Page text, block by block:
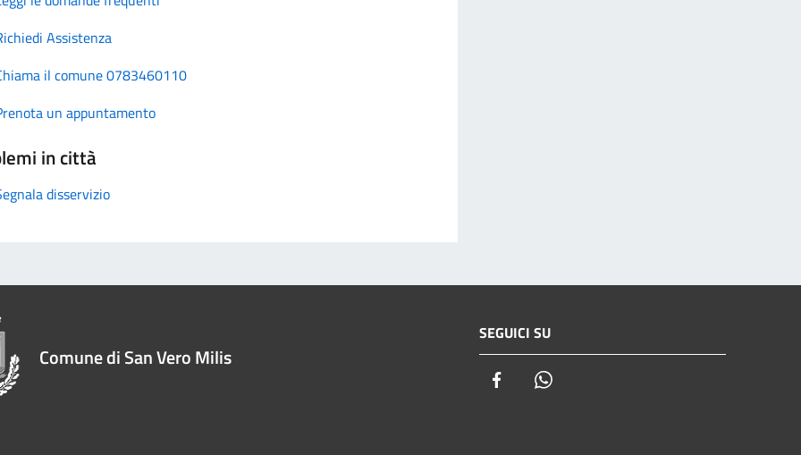
Assistenza
il comune 0783460110
un appuntamento
in città
disservizio
Comune di San Vero Milis
SEGUICI SU
Facebook